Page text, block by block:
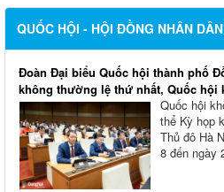
QUỐC HỘI - HỘI ĐỒNG NHÂN DÂN
Đoàn Đại biểu Quốc hội thành phố
không thường lệ thứ nhất, Quốc hội
Quốc hội
thể Kỳ họp
Thủ đô Hà
8 đến ngày